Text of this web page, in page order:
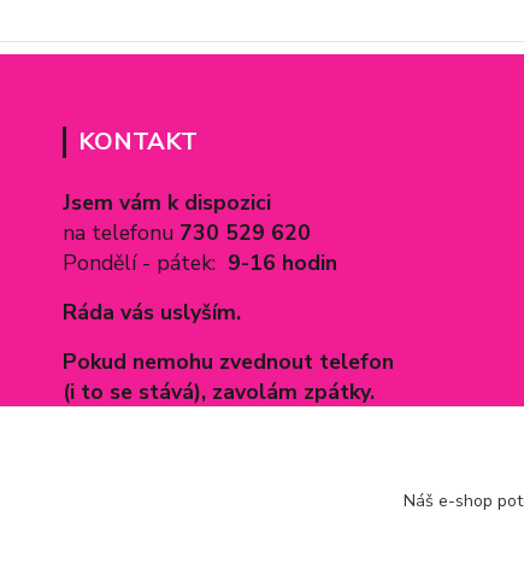
KONTAKT
Jsem vám k dispozici
na telefonu 730 529 620
Pondělí - pátek: 9-16 hodin
Ráda vás uslyším.
Pokud nemohu zvednout telefon
(i to se stává), zavolám zpátky.
Náš e-shop